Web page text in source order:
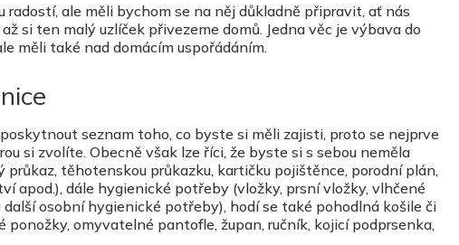
radostí, ale měli bychom se na něj důkladně připravit, ať nás
si ten malý uzlíček přivezeme domů. Jedna věc je výbava do
měli také nad domácím uspořádáním.
seznam toho, co byste si měli zajisti, proto se nejprve
si zvolíte. Obecně však lze říci, že byste si s sebou neměla
těhotenskou průkazku, kartičku pojištěnce, porodní plán,
apod.), dále hygienické potřeby (vložky, prsní vložky, vlhčené
osobní hygienické potřeby), hodí se také pohodlná košile či
ponožky, omyvatelné pantofle, župan, ručník, kojicí podprsenka,